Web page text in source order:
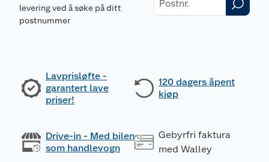
levering ved å søke på ditt
postnummer
Lavprisløfte -
garantert lave
priser!
120 dagers åpent
kjøp
Drive-in - Med bilen
som handlevogn
Gebyrfri faktura
med Walley